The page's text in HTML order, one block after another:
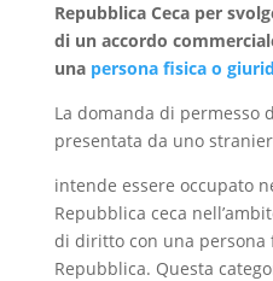
Repubblica Ceca per
di un accordo
una persona fisica o
La domanda di permesso
presentata da uno
intende essere occupato
Repubblica ceca
di diritto con una persona
Repubblica. Questa